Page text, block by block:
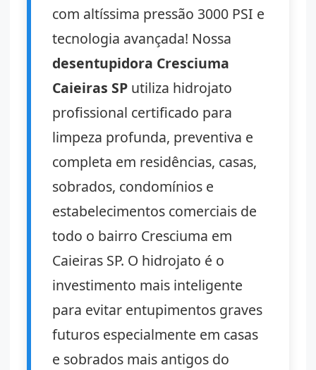
com altíssima pressão 3000 PSI e
tecnologia avançada! Nossa
desentupidora Cresciuma
Caieiras SP utiliza hidrojato
profissional certificado para
limpeza profunda, preventiva e
completa em residências, casas,
sobrados, condomínios e
estabelecimentos comerciais de
todo o bairro Cresciuma em
Caieiras SP. O hidrojato é o
investimento mais inteligente
para evitar entupimentos graves
futuros especialmente em casas
e sobrados mais antigos do